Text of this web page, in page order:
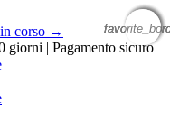
corso →
giorni | Pagamento sicuro